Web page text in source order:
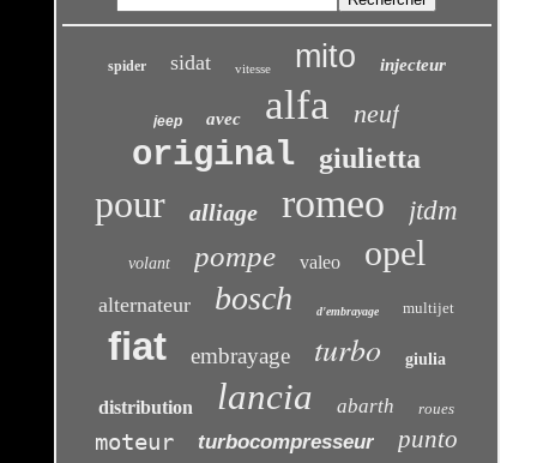
spider sidat vitesse mito injecteur
jeep avec alfa neuf
original giulietta
pour alliage romeo jtdm
volant pompe valeo opel
alternateur bosch d'embrayage multijet
fiat embrayage turbo giulia
distribution lancia abarth roues
moteur turbocompresseur punto